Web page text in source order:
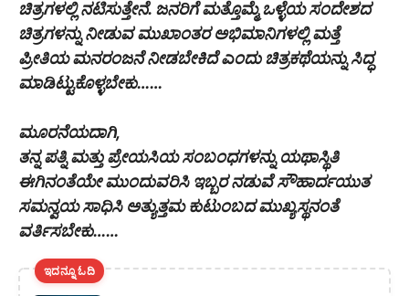
ಚಿತ್ರಗಳಲ್ಲಿ ನಟಿಸುತ್ತೇನೆ. ಜನರಿಗೆ ಮತ್ತೊಮ್ಮೆ ಒಳ್ಳೆಯ ಸಂದೇಶದ
ಚಿತ್ರಗಳನ್ನು ನೀಡುವ ಮುಖಾಂತರ ಅಭಿಮಾನಿಗಳಲ್ಲಿ ಮತ್ತೆ
ಪ್ರೀತಿಯ ಮನರಂಜನೆ ನೀಡಬೇಕಿದೆ ಎಂದು ಚಿತ್ರಕಥೆಯನ್ನು ಸಿದ್ಧ
ಮಾಡಿಟ್ಟುಕೊಳ್ಳಬೇಕು……
ಮೂರನೆಯದಾಗಿ,
ತನ್ನ ಪತ್ನಿ ಮತ್ತು ಪ್ರೇಯಸಿಯ ಸಂಬಂಧಗಳನ್ನು ಯಥಾಸ್ಥಿತಿ
ಈಗಿನಂತೆಯೇ ಮುಂದುವರಿಸಿ ಇಬ್ಬರ ನಡುವೆ ಸೌಹಾರ್ದಯುತ
ಸಮನ್ವಯ ಸಾಧಿಸಿ ಅತ್ಯುತ್ತಮ ಕುಟುಂಬದ ಮುಖ್ಯಸ್ಥನಂತೆ
ವರ್ತಿಸಬೇಕು……
ಇದನ್ನೂ ಓದಿ